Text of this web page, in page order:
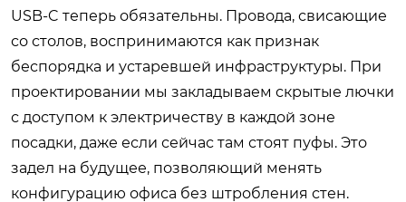
USB-C теперь обязательны. Провода, свисающие
со столов, воспринимаются как признак
беспорядка и устаревшей инфраструктуры. При
проектировании мы закладываем скрытые лючки
с доступом к электричеству в каждой зоне
посадки, даже если сейчас там стоят пуфы. Это
задел на будущее, позволяющий менять
конфигурацию офиса без штробления стен.